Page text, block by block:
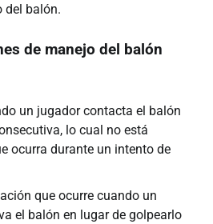
del balón.
de manejo del balón
un jugador contacta el balón
lo cual no está
ocurra durante un intento de
que ocurre cuando un
el balón en lugar de golpearlo